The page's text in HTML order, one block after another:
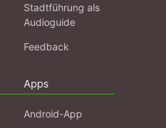
Stadtführung als
Audioguide
Feedback
Apps
Android-App